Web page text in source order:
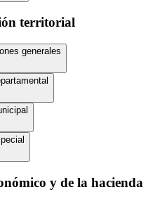
territorial
generales
y de la hacienda